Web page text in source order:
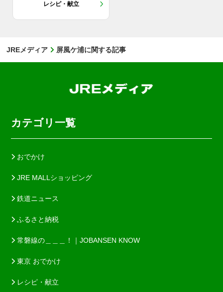
レシピ・献立
JREメディア 屏風ケ浦に関する記事
カテゴリ一覧
おでかけ
JRE MALLショッピング
鉄道ニュース
ふるさと納税
常磐線の＿＿＿！｜JOBANSEN KNOW
東京 おでかけ
レシピ・献立